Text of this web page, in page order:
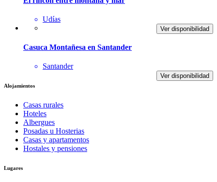
Udías
Ver disponibilidad
Casuca Montañesa en Santander
Santander
Ver disponibilidad
Alojamientos
Casas rurales
Hoteles
Albergues
Posadas u Hosterias
Casas y apartamentos
Hostales y pensiones
Lugares